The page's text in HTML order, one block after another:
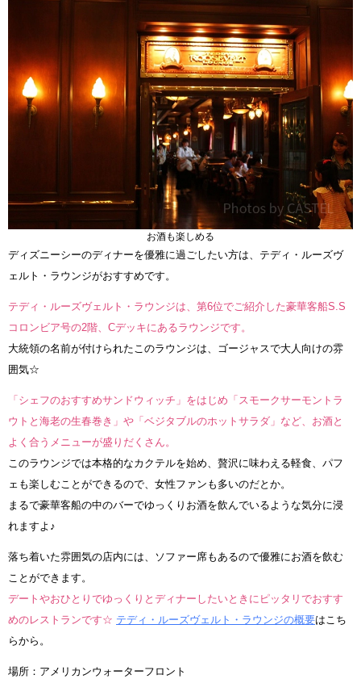
お酒も楽しめる
ディズニーシーのディナーを優雅に過ごしたい方は、テディ・ルーズヴ
ェルト・ラウンジがおすすめです。
テディ・ルーズヴェルト・ラウンジは、第6位でご紹介した豪華客船S.S
コロンビア号の2階、Cデッキにあるラウンジです。
大統領の名前が付けられたこのラウンジは、ゴージャスで大人向けの雰
囲気☆
「シェフのおすすめサンドウィッチ」をはじめ「スモークサーモントラ
ウトと海老の生春巻き」や「ベジタブルのホットサラダ」など、お酒と
よく合うメニューが盛りだくさん。
このラウンジでは本格的なカクテルを始め、贅沢に味わえる軽食、パフ
ェも楽しむことができるので、女性ファンも多いのだとか。
まるで豪華客船の中のバーでゆっくりお酒を飲んでいるような気分に浸
れますよ♪
落ち着いた雰囲気の店内には、ソファー席もあるので優雅にお酒を飲む
ことができます。
デートやおひとりでゆっくりとディナーしたいときにピッタリでおすす
めのレストランです☆ テディ・ルーズヴェルト・ラウンジの概要はこち
らから。
場所：アメリカンウォーターフロント